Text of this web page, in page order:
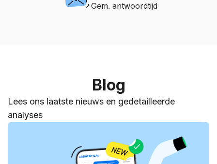
Gem. antwoordtijd
Blog
Lees ons laatste nieuws en gedetailleerde
analyses